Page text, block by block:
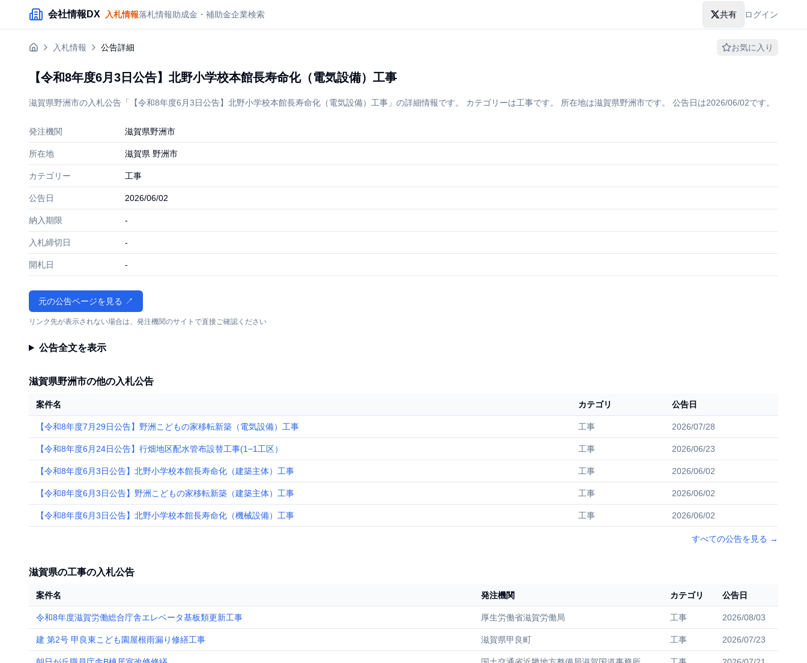
メインコンテンツにスキップ
会社情報DX 入札情報落札情報助成金・補助金企業検索 共有 ログイン
入札情報 公告詳細 お気に入り
【令和8年度6月3日公告】北野小学校本館長寿命化（電気設備）工事
滋賀県野洲市の入札公告「【令和8年度6月3日公告】北野小学校本館長寿命化（電気設備）工事」の詳細情報です。 カテゴリーは工事です。 所在地は滋賀県野洲市です。 公告日は2026/06/02です。
発注機関 滋賀県野洲市
所在地 滋賀県 野洲市
カテゴリー 工事
公告日 2026/06/02
納入期限 -
入札締切日 -
開札日 -
元の公告ページを見る ↗
リンク先が表示されない場合は、発注機関のサイトで直接ご確認ください
公告全文を表示
滋賀県野洲市の他の入札公告
案件名 カテゴリ 公告日
【令和8年度7月29日公告】野洲こどもの家移転新築（電気設備）工事 工事 2026/07/28
【令和8年度6月24日公告】行畑地区配水管布設替工事(1−1工区） 工事 2026/06/23
【令和8年度6月3日公告】北野小学校本館長寿命化（建築主体）工事 工事 2026/06/02
【令和8年度6月3日公告】野洲こどもの家移転新築（建築主体）工事 工事 2026/06/02
【令和8年度6月3日公告】北野小学校本館長寿命化（機械設備）工事 工事 2026/06/02
すべての公告を見る →
滋賀県の工事の入札公告
案件名 発注機関 カテゴリ 公告日
令和8年度滋賀労働総合庁舎エレベータ基板類更新工事 厚生労働省滋賀労働局 工事 2026/08/03
建 第2号 甲良東こども園屋根雨漏り修繕工事 滋賀県甲良町 工事 2026/07/23